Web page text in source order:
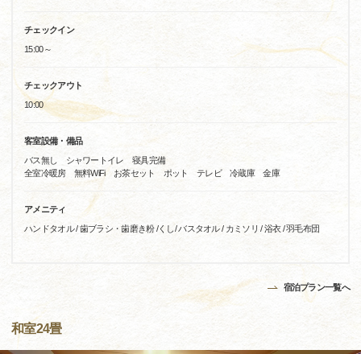
チェックイン
15:00～
チェックアウト
10:00
客室設備・備品
バス無し シャワートイレ 寝具完備
全室冷暖房 無料WiFi お茶セット ポット テレビ 冷蔵庫 金庫
アメニティ
ハンドタオル / 歯ブラシ・歯磨き粉 /くし/ バスタオル / カミソリ / 浴衣 / 羽毛布団
宿泊プラン一覧へ
和室24畳